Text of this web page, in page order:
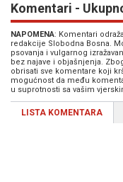
Komentari -
NAPOMENA: Komentari
redakcije Slobodna Bosna.
psovanja i vulgarnog
bez najave i objašnjenja.
obrisati sve komentare koji
mogućnost da među
u suprotnosti sa vašim
LISTA KOMENTARA